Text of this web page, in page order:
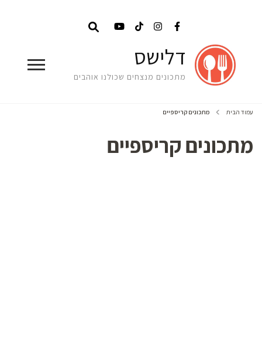
דלישס
מתכונים מנצחים שכולנו אוהבים
עמוד הבית מתכונים קריספיים
מתכונים קריספיים